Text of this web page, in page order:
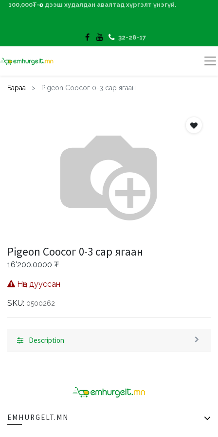
100,000₮-өөс дээш худалдан авалтад хүргэлт үнэгүй.
32-28-17
Бараа Pigeon Соосог 0-3 сар ягаан
Pigeon Соосог 0-3 сар ягаан
16'200.0000 ₮
Нөөц дууссан
SKU: 0500262
Description
EMHURGELT.MN